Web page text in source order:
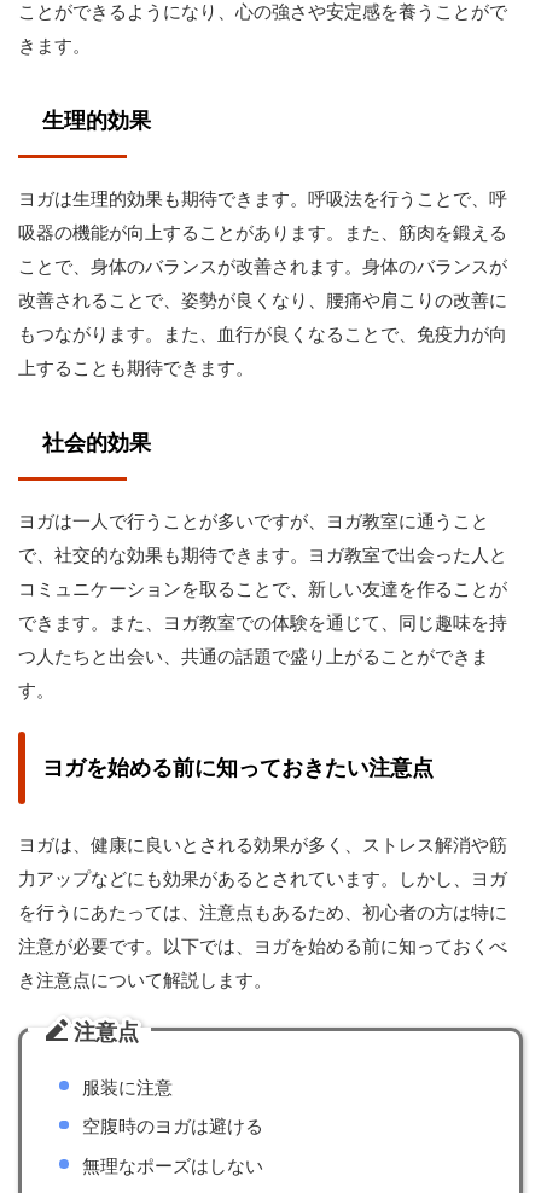
ことができるようになり、心の強さや安定感を養うことがで
きます。
生理的効果
ヨガは生理的効果も期待できます。呼吸法を行うことで、呼
吸器の機能が向上することがあります。また、筋肉を鍛える
ことで、身体のバランスが改善されます。身体のバランスが
改善されることで、姿勢が良くなり、腰痛や肩こりの改善に
もつながります。また、血行が良くなることで、免疫力が向
上することも期待できます。
社会的効果
ヨガは一人で行うことが多いですが、ヨガ教室に通うこと
で、社交的な効果も期待できます。ヨガ教室で出会った人と
コミュニケーションを取ることで、新しい友達を作ることが
できます。また、ヨガ教室での体験を通じて、同じ趣味を持
つ人たちと出会い、共通の話題で盛り上がることができま
す。
ヨガを始める前に知っておきたい注意点
ヨガは、健康に良いとされる効果が多く、ストレス解消や筋
力アップなどにも効果があるとされています。しかし、ヨガ
を行うにあたっては、注意点もあるため、初心者の方は特に
注意が必要です。以下では、ヨガを始める前に知っておくべ
き注意点について解説します。
注意点
服装に注意
空腹時のヨガは避ける
無理なポーズはしない